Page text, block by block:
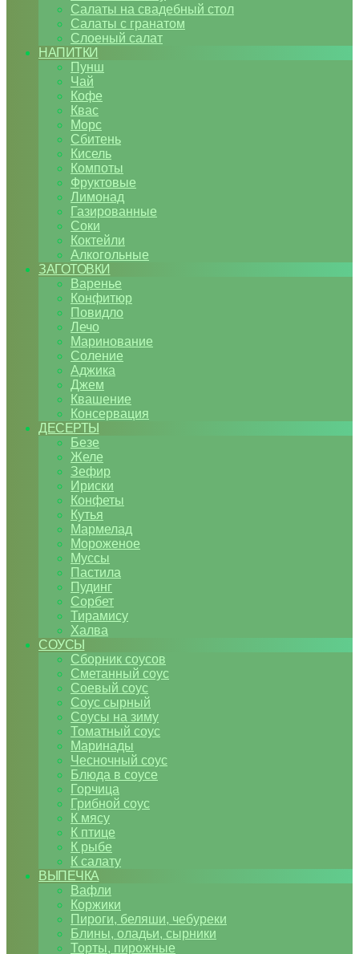
Салаты на свадебный стол
Салаты с гранатом
Слоеный салат
НАПИТКИ
Пунш
Чай
Кофе
Квас
Морс
Сбитень
Кисель
Компоты
Фруктовые
Лимонад
Газированные
Соки
Коктейли
Алкогольные
ЗАГОТОВКИ
Варенье
Конфитюр
Повидло
Лечо
Маринование
Соление
Аджика
Джем
Квашение
Консервация
ДЕСЕРТЫ
Безе
Желе
Зефир
Ириски
Конфеты
Кутья
Мармелад
Мороженое
Муссы
Пастила
Пудинг
Сорбет
Тирамису
Халва
СОУСЫ
Сборник соусов
Сметанный соус
Соевый соус
Соус сырный
Соусы на зиму
Томатный соус
Маринады
Чесночный соус
Блюда в соусе
Горчица
Грибной соус
К мясу
К птице
К рыбе
К салату
ВЫПЕЧКА
Вафли
Коржики
Пироги, беляши, чебуреки
Блины, оладьи, сырники
Торты, пирожные